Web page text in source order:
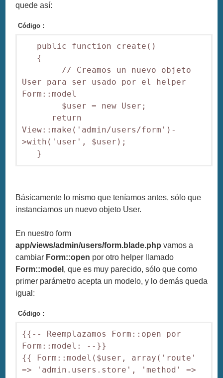
quede así:
Código :
public function create()
{
// Creamos un nuevo objeto
User para ser usado por el helper
Form::model
$user = new User;
return
View::make('admin/users/form')-
>with('user', $user);
Básicamente lo mismo que teníamos antes, sólo que
instanciamos un nuevo objeto User.
En nuestro form
app/views/admin/users/form.blade.php vamos a
cambiar Form::open por otro helper llamado
Form::model , que es muy parecido, sólo que como
primer parámetro acepta un modelo, y lo demás queda
igual:
Código :
{{-- Reemplazamos Form::open por
Form::model: --}}
{{ Form::model($user, array('route'
=> 'admin.users.store', 'method' =>